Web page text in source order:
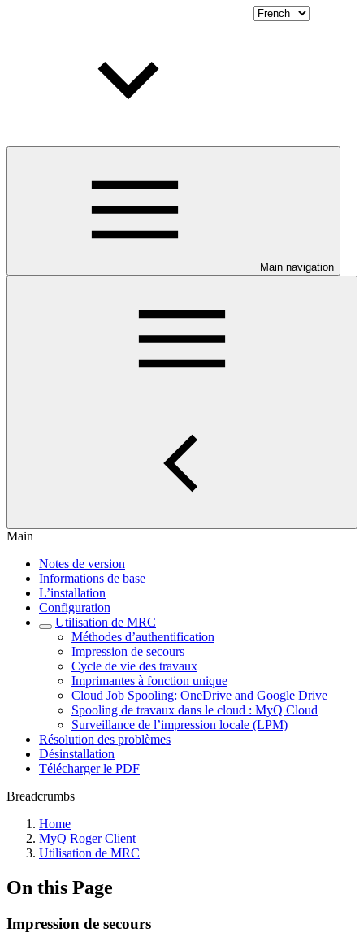
Main navigation
Main
Notes de version
Informations de base
L’installation
Configuration
Utilisation de MRC
Méthodes d’authentification
Impression de secours
Cycle de vie des travaux
Imprimantes à fonction unique
Cloud Job Spooling: OneDrive and Google Drive
Spooling de travaux dans le cloud : MyQ Cloud
Surveillance de l’impression locale (LPM)
Résolution des problèmes
Désinstallation
Télécharger le PDF
Breadcrumbs
Home
MyQ Roger Client
Utilisation de MRC
On this Page
Impression de secours